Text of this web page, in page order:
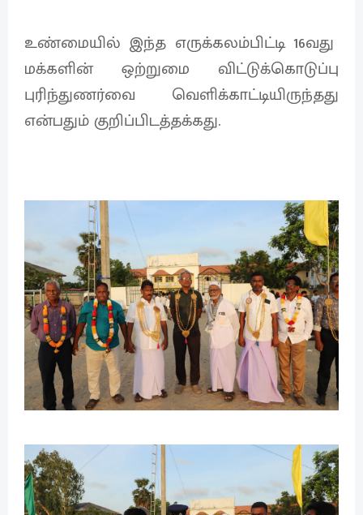
உண்மையில் இந்த எருக்கலம்பிட்டி 16வது
மக்களின் ஒற்றுமை விட்டுக்கொடுப்பு
புரிந்துணர்வை வெளிக்காட்டியிருந்தது
என்பதும் குறிப்பிடத்தக்கது.